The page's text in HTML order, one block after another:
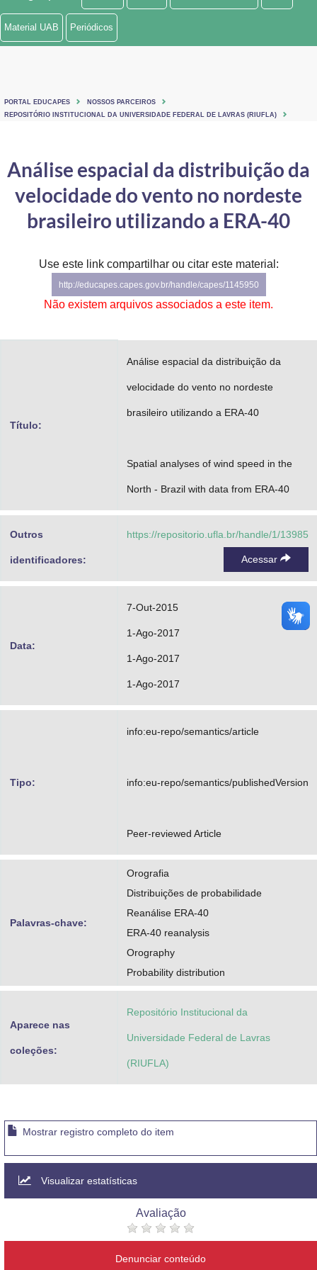
Ministério de Minas e Energia
Ministério do Turismo
Controladoria-Geral da União
Secretaria de Governo
Gabinete de Segurança Institucional
Material UAB Periódicos
PORTAL EDUCAPES
NOSSOS PARCEIROS
REPOSITÓRIO INSTITUCIONAL DA UNIVERSIDADE FEDERAL DE LAVRAS (RIUFLA)
Análise espacial da distribuição da
velocidade do vento no nordeste
brasileiro utilizando a ERA-40
Use este link compartilhar ou citar este material:
http://educapes.capes.gov.br/handle/capes/1145950
Não existem arquivos associados a este item.
Título:
Análise espacial da distribuição da
velocidade do vento no nordeste
brasileiro utilizando a ERA-40
Spatial analyses of wind speed in the
North - Brazil with data from ERA-40
Outros
identificadores:
https://repositorio.ufla.br/handle/1/13985
Acessar
Data:
7-Out-2015
1-Ago-2017
1-Ago-2017
1-Ago-2017
Tipo:
info:eu-repo/semantics/article
info:eu-repo/semantics/publishedVersion
Peer-reviewed Article
Palavras-chave:
Orografia
Distribuições de probabilidade
Reanálise ERA-40
ERA-40 reanalysis
Orography
Probability distribution
Aparece nas
coleções:
Repositório Institucional da
Universidade Federal de Lavras
(RIUFLA)
Mostrar registro completo do item
Visualizar estatísticas
Avaliação
Denunciar conteúdo